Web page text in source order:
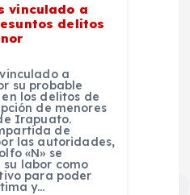
vinculado a
delitos
a
su probable
los delitos de
de menores
Irapuato.
de
las autoridades,
«N» se
labor como
para poder
y…